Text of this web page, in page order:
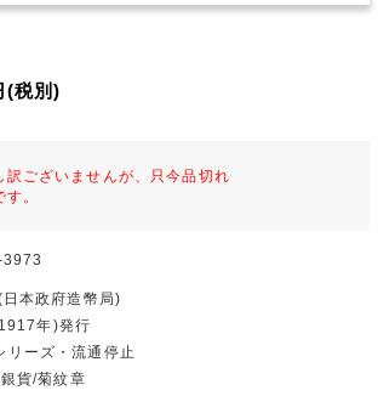
(税別)
訳ございませんが、只今品切れ
す。
3973
本政府造幣局)
年)発行
リーズ・流通停止
貨/菊紋章